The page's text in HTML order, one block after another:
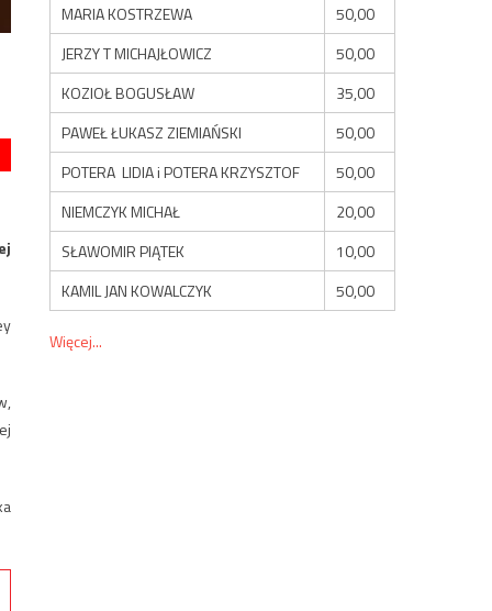
MARIA KOSTRZEWA
50,00
JERZY T MICHAJŁOWICZ
50,00
KOZIOŁ BOGUSŁAW
35,00
PAWEŁ ŁUKASZ ZIEMIAŃSKI
50,00
POTERA LIDIA i POTERA KRZYSZTOF
50,00
NIEMCZYK MICHAŁ
20,00
SŁAWOMIR PIĄTEK
10,00
KAMIL JAN KOWALCZYK
50,00
Więcej...